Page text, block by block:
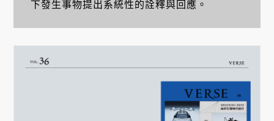
下發生事物提出系統性的詮釋與回應。